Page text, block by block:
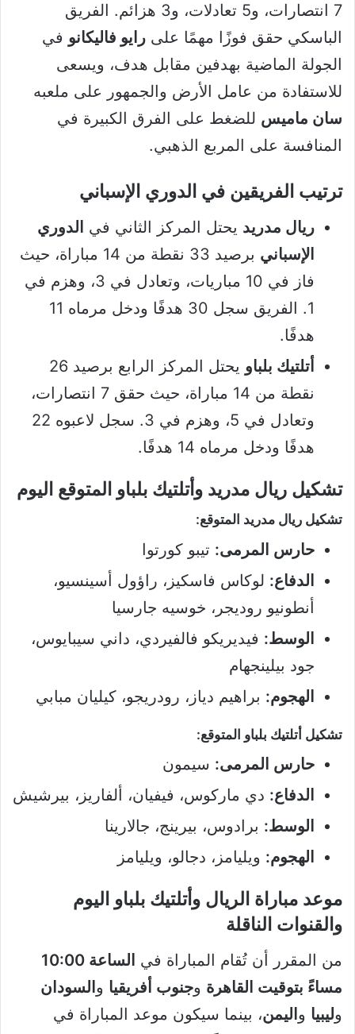
7 انتصارات، و5 تعادلات، و3 هزائم. الفريق
الباسكي حقق فوزًا مهمًا على رايو فاليكانو في
الجولة الماضية بهدفين مقابل هدف، ويسعى
للاستفادة من عامل الأرض والجمهور على ملعبه
سان ماميس للضغط على الفرق الكبيرة في
المنافسة على المربع الذهبي.
ترتيب الفريقين في الدوري الإسباني
ريال مدريد يحتل المركز الثاني في الدوري
الإسباني
برصيد 33 نقطة من 14 مباراة، حيث
فاز في 10 مباريات، وتعادل في 3، وهزم في
1. الفريق سجل 30 هدفًا ودخل مرماه 11
هدفًا.
أتلتيك بلباو
يحتل المركز الرابع برصيد 26
نقطة من 14 مباراة، حيث حقق 7 انتصارات،
وتعادل في 5، وهزم في 3. سجل لاعبوه 22
هدفًا ودخل مرماه 14 هدفًا.
تشكيل ريال مدريد وأتلتيك بلباو المتوقع اليوم
تشكيل ريال مدريد المتوقع:
حارس المرمى: تيبو كورتوا
الدفاع: لوكاس فاسكيز، راؤول أسينسيو،
أنطونيو روديجر، خوسيه جارسيا
الوسط: فيديريكو فالفيردي، داني سيبايوس،
جود بيلينجهام
الهجوم: براهيم دياز، رودريجو، كيليان مبابي
تشكيل أتلتيك بلباو المتوقع:
حارس المرمى: سيمون
الدفاع: دي ماركوس، فيفيان، ألفاريز، بيرشيش
الوسط: برادوس، بيرينج، جالارينا
الهجوم: ويليامز، دجالو، ويليامز
موعد مباراة الريال وأتلتيك بلباو اليوم
والقنوات الناقلة
من المقرر أن تُقام المباراة في
الساعة 10:00
مساءً بتوقيت القاهرة وجنوب أفريقيا و السودان
وليبيا و اليمن، بينما سيكون موعد المباراة في